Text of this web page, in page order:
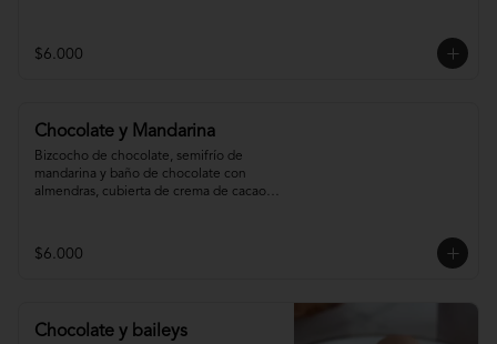
$6.000
Chocolate y Mandarina
Bizcocho de chocolate, semifrío de
mandarina y baño de chocolate con
almendras, cubierta de crema de cacao y
$6.000
Chocolate y baileys